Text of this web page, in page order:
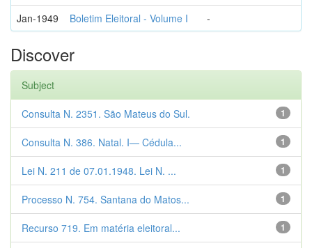
Jan-1949 Boletim Eleitoral - Volume I -
Discover
Subject
1
Consulta N. 2351. São Mateus do Sul.
1
Consulta N. 386. Natal. I— Cédula...
1
Lei N. 211 de 07.01.1948. Lei N. ...
1
Processo N. 754. Santana do Matos...
1
Recurso 719. Em matéria eleitoral...